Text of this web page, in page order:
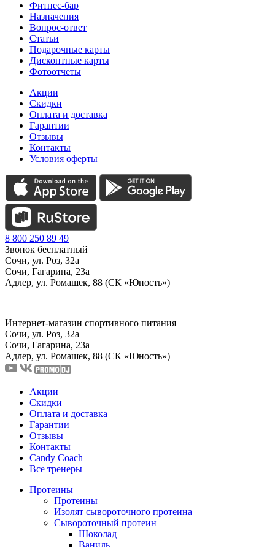
Фитнес-бар
Назначения
Вопрос-ответ
Статьи
Подарочные карты
Дисконтные карты
Фотоотчеты
Акции
Скидки
Оплата и доставка
Гарантии
Отзывы
Контакты
Условия оферты
8 800 250 89 49
Звонок бесплатный
Сочи, ул. Роз, 32а
Сочи, Гагарина, 23а
Адлер, ул. Ромашек, 88 (СК «Юность»)
Интернет-магазин спортивного питания
Сочи, ул. Роз, 32а
Сочи, Гагарина, 23а
Адлер, ул. Ромашек, 88 (СК «Юность»)
Акции
Скидки
Оплата и доставка
Гарантии
Отзывы
Контакты
Candy Coach
Все тренеры
Протеины
Протеины
Изолят сывороточного протеина
Сывороточный протеин
Шоколад
Ваниль